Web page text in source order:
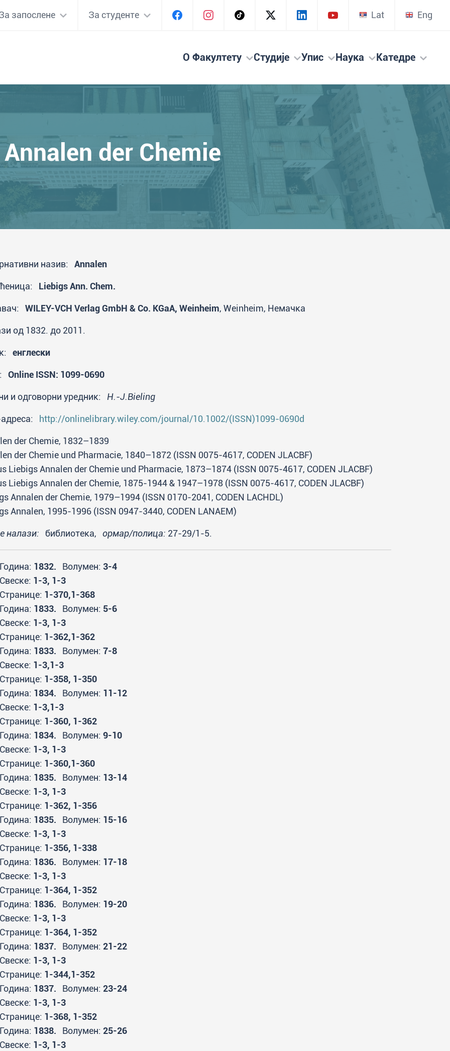
запослене За студенте Lat Eng
О Факултету Студије Упис Наука Катедре
Annalen der Chemie
назив: Annalen
Liebigs Ann. Chem.
WILEY-VCH Verlag GmbH & Co. KGaA, Weinheim, Weinheim, Немачка
од 1832. до 2011.
енглески
Online ISSN: 1099-0690
и одговорни уредник: H.-J.Bieling
http://onlinelibrary.wiley.com/journal/10.1002/(ISSN)1099-0690d
der Chemie, 1832–1839
der Chemie und Pharmacie, 1840–1872 (ISSN 0075-4617, CODEN JLACBF)
Liebigs Annalen der Chemie und Pharmacie, 1873–1874 (ISSN 0075-4617, CODEN JLACBF)
Liebigs Annalen der Chemie, 1875-1944 & 1947–1978 (ISSN 0075-4617, CODEN JLACBF)
Annalen der Chemie, 1979–1994 (ISSN 0170-2041, CODEN LACHDL)
Annalen, 1995-1996 (ISSN 0947-3440, CODEN LANAEM)
налази: библиотека, ормар/полица: 27-29/1-5.
Година: 1832. Волумен: 3-4
Свеске: 1-3, 1-3
Странице: 1-370,1-368
Година: 1833. Волумен: 5-6
Свеске: 1-3, 1-3
Странице: 1-362,1-362
Година: 1833. Волумен: 7-8
Свеске: 1-3,1-3
Странице: 1-358, 1-350
Година: 1834. Волумен: 11-12
Свеске: 1-3,1-3
Странице: 1-360, 1-362
Година: 1834. Волумен: 9-10
Свеске: 1-3, 1-3
Странице: 1-360,1-360
Година: 1835. Волумен: 13-14
Свеске: 1-3, 1-3
Странице: 1-362, 1-356
Година: 1835. Волумен: 15-16
Свеске: 1-3, 1-3
Странице: 1-356, 1-338
Година: 1836. Волумен: 17-18
Свеске: 1-3, 1-3
Странице: 1-364, 1-352
Година: 1836. Волумен: 19-20
Свеске: 1-3, 1-3
Странице: 1-364, 1-352
Година: 1837. Волумен: 21-22
Свеске: 1-3, 1-3
Странице: 1-344,1-352
Година: 1837. Волумен: 23-24
Свеске: 1-3, 1-3
Странице: 1-368, 1-352
Година: 1838. Волумен: 25-26
Свеске: 1-3, 1-3